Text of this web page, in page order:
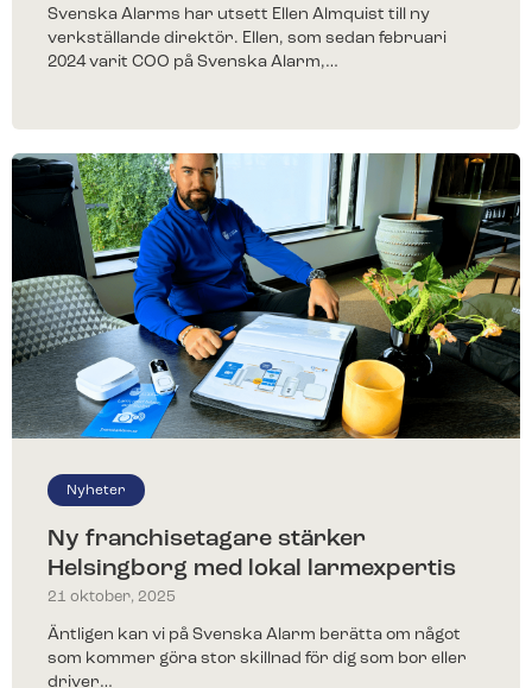
larm?
Fyll i ditt telefonnummer för prisförslag. Någon av
Svenska Alarms har utsett Ellen Almquist till ny
verkställande direktör. Ellen, som sedan februari
2024 varit COO på Svenska Alarm,…
Nyheter
Ny franchisetagare stärker
Helsingborg med lokal larmexpertis
21 oktober, 2025
Äntligen kan vi på Svenska Alarm berätta om något
som kommer göra stor skillnad för dig som bor eller
driver…